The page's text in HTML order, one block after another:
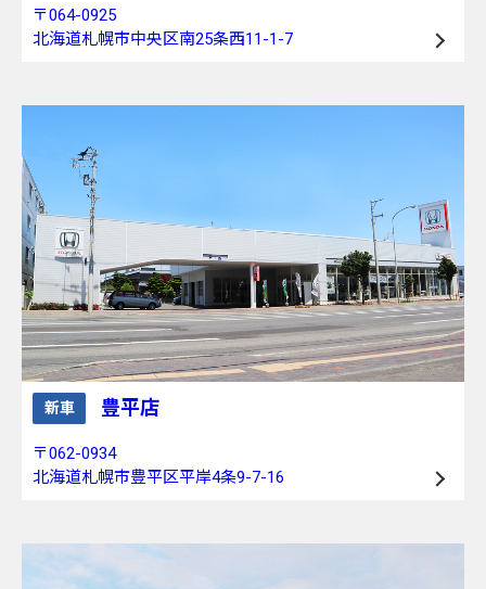
〒064-0925
北海道札幌市中央区南25条西11-1-7
新車 豊平店
〒062-0934
北海道札幌市豊平区平岸4条9-7-16